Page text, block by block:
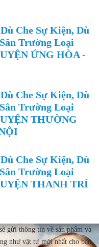
Che Sự Kiện, Dù
Trường Loại
ỨNG HÒA -
Che Sự Kiện, Dù
Trường Loại
THƯỜNG
Che Sự Kiện, Dù
Trường Loại
THANH TRÌ
gửi thông tin về sản phẩm và
như vật tư mới nhất cho bạn